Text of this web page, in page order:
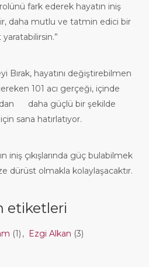
fark ederek hayatın iniş
daha mutlu ve tatmin edici bir
yaratabilirsin.”
Bırak, hayatını değiştirebilmen
101 acı gerçeği, içinde
daha güçlü bir şekilde
sana hatırlatıyor.
iniş çıkışlarında güç bulabilmek
dürüst olmakla kolaylaşacaktır.
etiketleri
(1) , Ezgi Alkan (3)